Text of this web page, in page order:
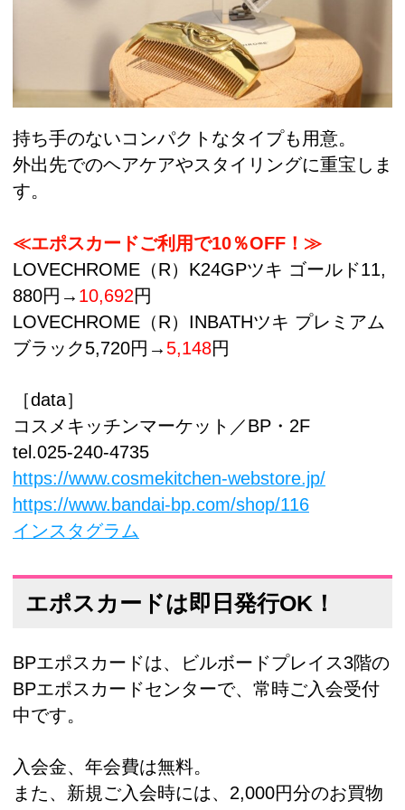
持ち手のないコンパクトなタイプも用意。
外出先でのヘアケアやスタイリングに重宝しま
す。
≪エポスカードご利用で10％OFF！≫
LOVECHROME（R）K24GPツキ ゴールド11,
880円→ 10,692円
LOVECHROME（R）INBATHツキ プレミアム
ブラック5,720円→ 5,148円
［data］
コスメキッチンマーケット／BP・2F
tel.025-240-4735
https://www.cosmekitchen-webstore.jp/
https://www.bandai-bp.com/shop/116
インスタグラム
エポスカードは即日発行OK！
BPエポスカードは、ビルボードプレイス3階の
BPエポスカードセンターで、常時ご入会受付
中です。
入会金、年会費は無料。
また、新規ご入会時には、2,000円分のお買物